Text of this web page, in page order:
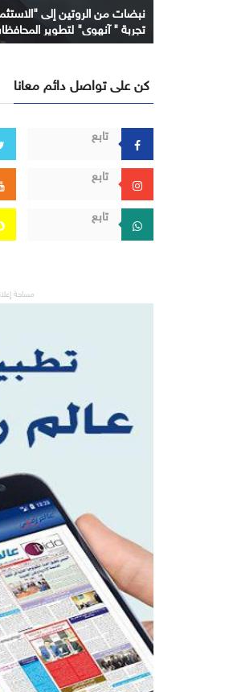
نبضات من الروتين إلى
تجربة " آنهوي" لتطوير
كن على تواصل دائم معانا
تابع
تابع
تابع
مساحة